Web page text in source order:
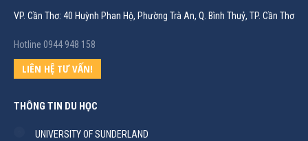
VP. Cần Thơ: 40 Huỳnh Phan Hộ, Phường Trà An, Q. Bình Thuỷ, TP. Cần Thơ
Hotline 0944 948 158
LIÊN HỆ TƯ VẤN!
THÔNG TIN DU HỌC
UNIVERSITY OF SUNDERLAND